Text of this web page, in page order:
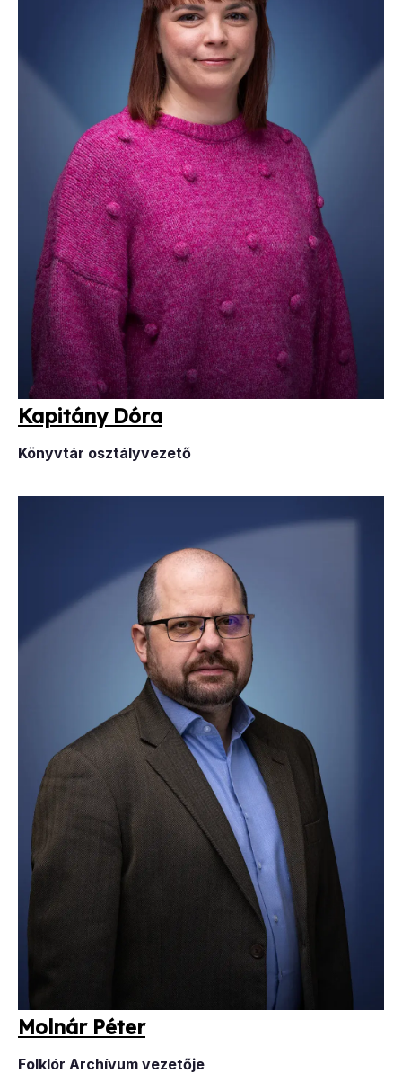
Ka­pi­tány Dó­ra
Könyvtár osztályvezető
Mol­nár Pé­ter
Folklór Archívum vezetője